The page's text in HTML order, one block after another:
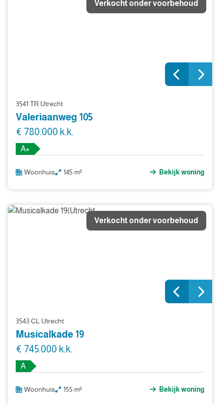
Verkocht onder voorbehoud
3541 TR Utrecht
Valeriaanweg 105
€ 780.000 k.k.
A+
Woonhuis 145 m² Bekijk woning
Verkocht onder voorbehoud
3543 CL Utrecht
Musicalkade 19
€ 745.000 k.k.
A
Woonhuis 155 m² Bekijk woning